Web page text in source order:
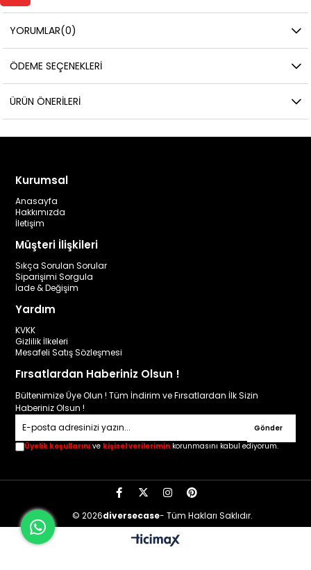
YORUMLAR(0)
ÖDEME SEÇENEKLERI
ÜRÜN ÖNERILERI
Kurumsal
Anasayfa
Hakkımızda
İletişim
Müşteri İlişkileri
Sıkça Sorulan Sorular
Siparişimi Sorgula
İade & Değişim
Yardım
KVKK
Gizlilik İlkeleri
Mesafeli Satış Sözleşmesi
Fırsatlardan Haberiniz Olsun !
Bültenimize Üye Olun ! Tüm İndirim ve Fırsatlardan İlk Sizin
Haberiniz Olsun !
Gönder
Üyelik koşullarını ve kişisel verilerimin korunmasını kabul ediyorum.
© 2026diversecase- Tüm Hakları Saklıdır.